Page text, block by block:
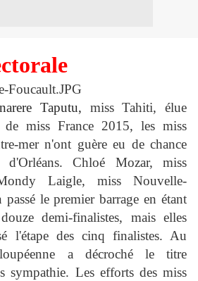
Taputu,
miss Tahiti, élue
de miss France 2015, les miss
mer n'ont guère eu de chance
Chloé Mozar, miss
Laigle, miss Nouvelle-
le premier barrage en étant
demi-finalistes, mais elles
l'étape des cinq finalistes. Au
a décroché le titre
sympathie. Les efforts des miss